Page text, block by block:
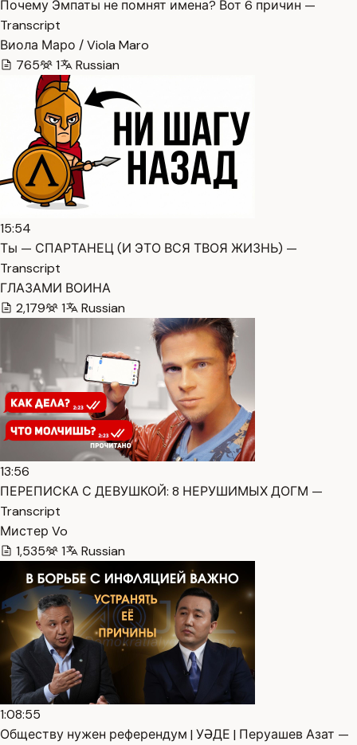
Почему Эмпаты не помнят имена? Вот 6 причин —
Transcript
Виола Маро / Viola Maro
765
1 Russian
15:54
Ты — СПАРТАНЕЦ (И ЭТО ВСЯ ТВОЯ ЖИЗНЬ) —
Transcript
ГЛАЗАМИ ВОИНА
2,179
1 Russian
13:56
ПЕРЕПИСКА С ДЕВУШКОЙ: 8 НЕРУШИМЫХ ДОГМ —
Transcript
Мистер Vo
1,535
1 Russian
1:08:55
Обществу нужен референдум | УӘДЕ | Перуашев Азат —